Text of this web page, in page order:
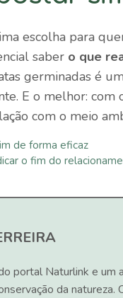
escolha para
saber o que
germinadas é
E o melhor:
com o meio
de forma eficaz
o fim do
portal Naturlink e um
da natureza.